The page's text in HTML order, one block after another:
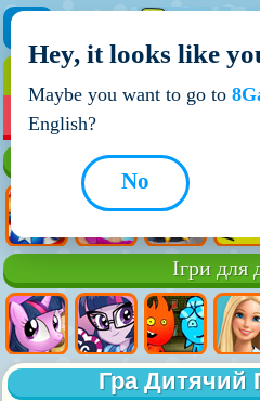
НОВІ ІГРИ
Ігри для
Гра Дитячий
Hey, it looks like
Maybe you want to go to
English?
No